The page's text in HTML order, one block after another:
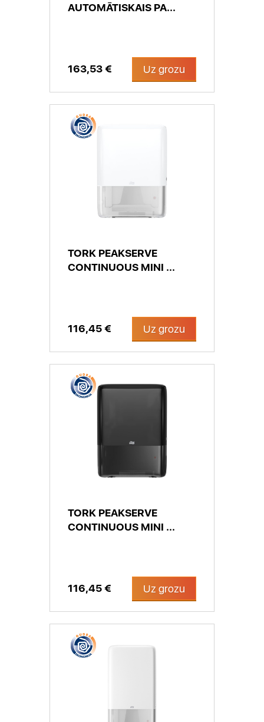
AUTOMĀTISKAIS PA...
163,53 € Uz grozu
TORK PEAKSERVE
CONTINUOUS MINI ...
116,45 € Uz grozu
TORK PEAKSERVE
CONTINUOUS MINI ...
116,45 € Uz grozu